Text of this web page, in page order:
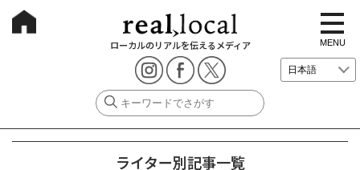
ローカルのリアルを伝えるメディア
t
o
g
g
e
i
g
MENU
ライター別記事一覧